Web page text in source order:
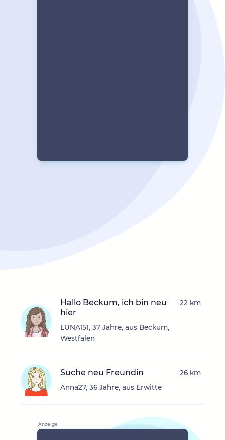
Hallo Beckum, ich bin neu
hier
LUNA151, 37 Jahre, aus Beckum,
Westfalen
22 km
Suche neu Freundin
Anna27, 36 Jahre, aus Erwitte
26 km